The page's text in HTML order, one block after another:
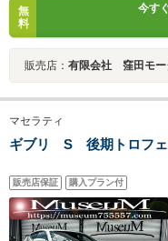
無
料
今す
販売店： 有限会社 窪田モー
マセラティ
ギブリ S 後期トロフェ
販売店保証 購入プラン付